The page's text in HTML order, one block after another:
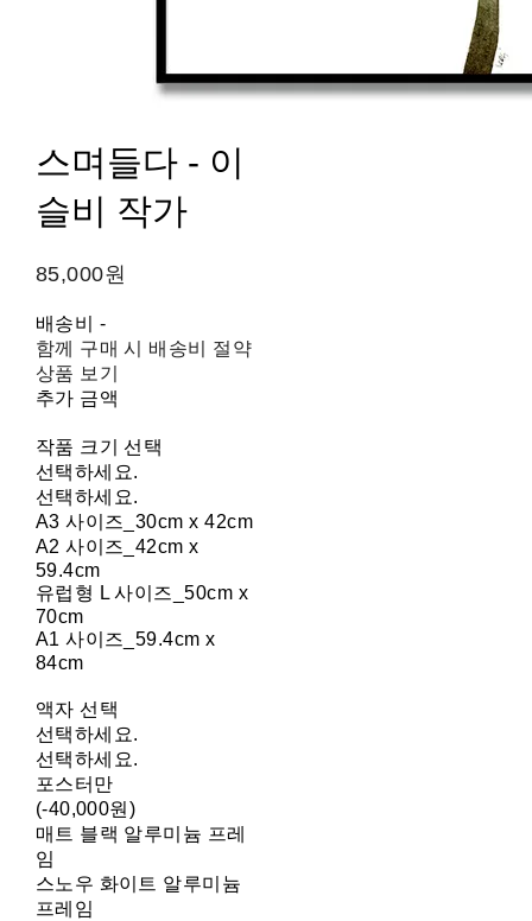
스며들다 - 이
슬비 작가
85,000원
배송비 -
함께 구매 시 배송비 절약
상품 보기
추가 금액
작품 크기 선택
선택하세요.
선택하세요.
A3 사이즈_30cm x 42cm
A2 사이즈_42cm x
59.4cm
유럽형 L 사이즈_50cm x
70cm
A1 사이즈_59.4cm x
84cm
액자 선택
선택하세요.
선택하세요.
포스터만
(-40,000원)
매트 블랙 알루미늄 프레
임
스노우 화이트 알루미늄
프레임